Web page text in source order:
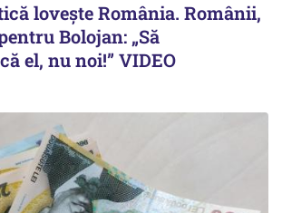
lovește România. Românii,
Bolojan: „Să
el, nu noi!” VIDEO